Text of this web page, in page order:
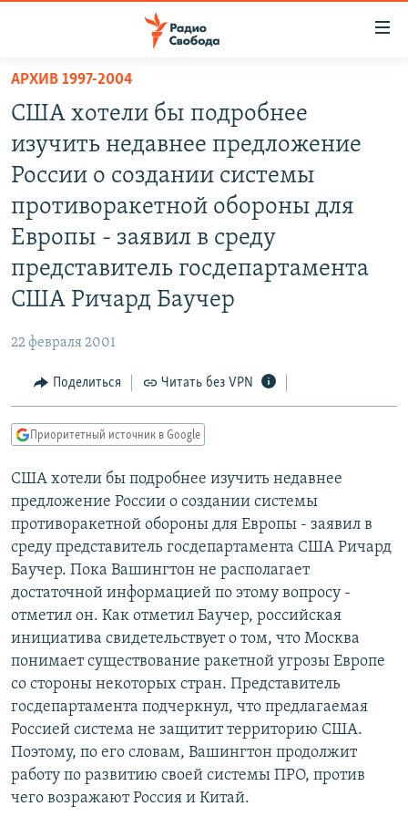
упрощенного
доступа
основному
содержанию
Вернутся
главной
навигации
АВТОРСКИЕ ПРОЕКТЫ
МНЕНИЯ
КУЛЬТУРА
IDEL.РЕАЛИИ
СИБИРЬ.РЕАЛИИ
РАСПИСАНИЕ ВЕЩАНИЯ
СОЦИАЛЬНЫЕ СЕТИ
Все сайты РСЕ/РС
АРХИВ 1997-2004
США хотели бы подробнее
изучить недавнее предложение
России о создании системы
противоракетной обороны для
Европы - заявил в среду
представитель госдепартамента
США Ричард Баучер
22 февраля 2001
Поделиться Читать без VPN
Приоритетный источник в Google
США хотели бы подробнее изучить недавнее
предложение России о создании системы
противоракетной обороны для Европы - заявил в
среду представитель госдепартамента США Ричард
Баучер. Пока Вашингтон не располагает
достаточной информацией по этому вопросу -
отметил он. Как отметил Баучер, российская
инициатива свидетельствует о том, что Москва
понимает существование ракетной угрозы Европе
со стороны некоторых стран. Представитель
госдепартамента подчеркнул, что предлагаемая
Россией система не защитит территорию США.
Поэтому, по его словам, Вашингтон продолжит
работу по развитию своей системы ПРО, против
чего возражают Россия и Китай.